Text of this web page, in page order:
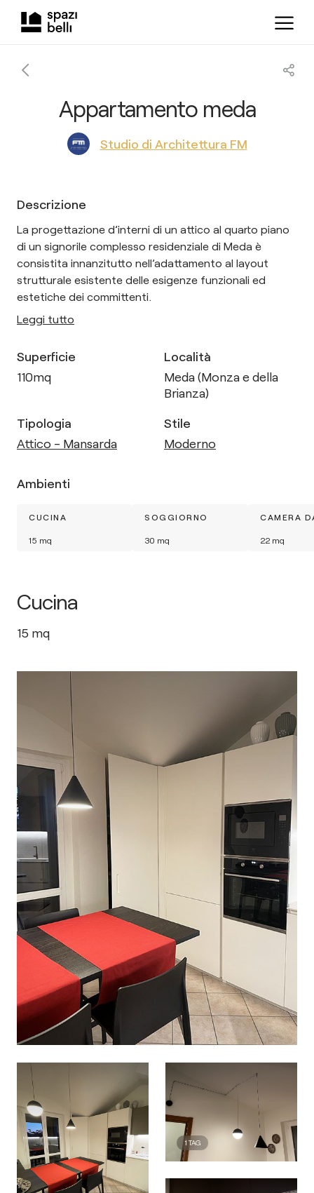
Appartamento meda
Studio di Architettura FM
Descrizione
La progettazione d’interni di un attico al quarto piano
di un signorile complesso residenziale di Meda è
consistita innanzitutto nell’adattamento al layout
strutturale esistente delle esigenze funzionali ed
estetiche dei committenti.
Leggi tutto
Superficie
110mq
Località
Meda (Monza e della
Brianza)
Tipologia
Attico - Mansarda
Stile
Moderno
Ambienti
CUCINA
15 mq
SOGGIORNO
30 mq
CAMERA
22 mq
Cucina
15 mq
1 TAG